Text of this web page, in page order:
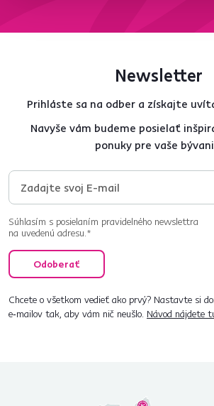
Newsletter
Prihláste sa na odber a získajte
Navyše vám budeme posielať
ponuky pre vaše
Súhlasím s posielaním pravidelného newslettra
na uvedenú adresu.*
Odoberať
Chcete o všetkom vedieť ako prvý? Nastavte si
e‑mailov tak, aby vám nič neušlo. Návod nájdete